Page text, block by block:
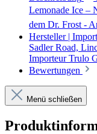
Lemonade Ice –
dem Dr. Frost -
Hersteller |
Sadler Road,
Importeur Trulo
Bewertungen
Menü schließen